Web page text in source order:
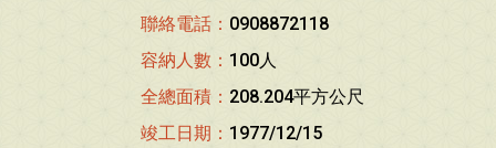
聯絡電話： 0908872118
容納人數： 100人
全總面積： 208.204平方公尺
竣工日期： 1977/12/15